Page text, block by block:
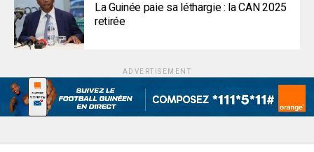
La Guinée paie sa léthargie : la CAN 2025
retirée
ADVERTISEMENT